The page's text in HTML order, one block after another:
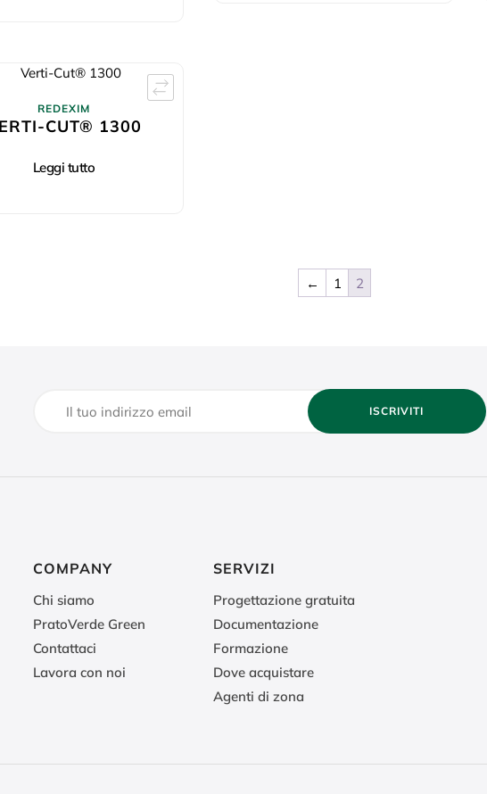
REDEXIM
CUT® 1300
Leggi tutto
← 1 2
ISCRIVITI
COMPANY
Chi siamo
PratoVerde Green
Contattaci
Lavora con noi
SERVIZI
Progettazione gratuita
Documentazione
Formazione
Dove acquistare
Agenti di zona